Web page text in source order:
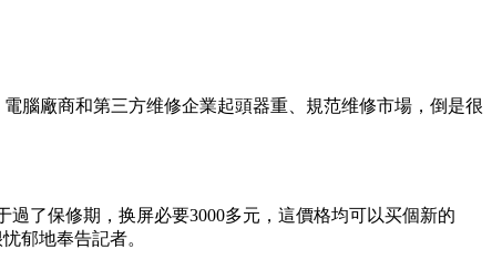
腦廠商和第三方维修企業起頭器重、規范维修市場，倒是很
了保修期，换屏必要3000多元，這價格均可以买個新的
郁地奉告記者。